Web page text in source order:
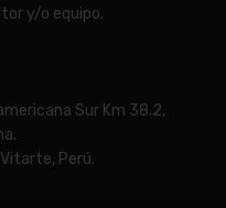
y/o equipo.
Sur Km 38.2,
Perú.